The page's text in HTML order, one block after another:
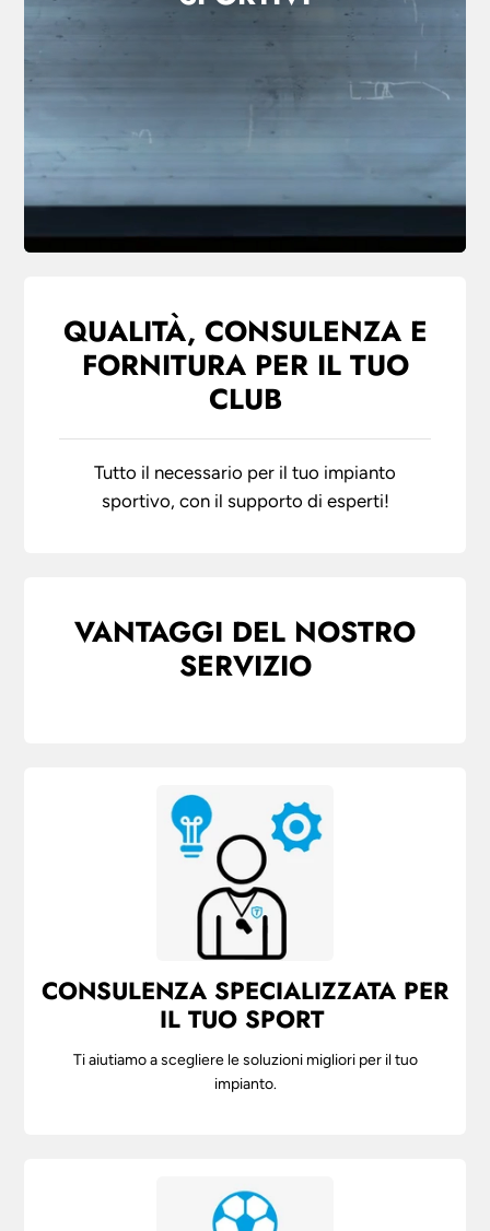
QUALITÀ, CONSULENZA E
FORNITURA PER IL TUO
CLUB
Tutto il necessario per il tuo impianto
sportivo, con il supporto di esperti!
VANTAGGI DEL NOSTRO
SERVIZIO
OCONSULENZA SPECIALIZZATA PER
IL TUO SPORT
Ti aiutiamo a scegliere le soluzioni migliori per il tuo
impianto.